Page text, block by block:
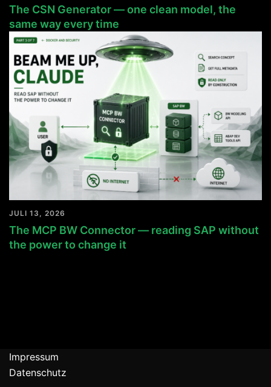
The CSN Generator — one clean model, the
same way every time
JULI 13, 2026
The MCP BW Connector — reading SAP without
the power to change it
Impressum
Datenschutz